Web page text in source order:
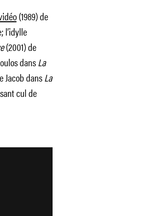
(1989) de
l’idylle
(2001) de
dansLa
Jacob dansLa
cul de